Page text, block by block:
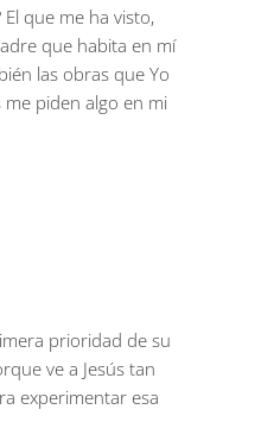
que me ha visto,
que habita en mí
las obras que Yo
piden algo en mi
prioridad de su
ve a Jesús tan
experimentar esa